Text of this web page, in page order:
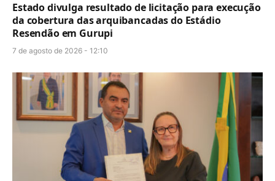
Estado divulga resultado de licitação para execução
da cobertura das arquibancadas do Estádio
Resendão em Gurupi
7 de agosto de 2026 - 12:10